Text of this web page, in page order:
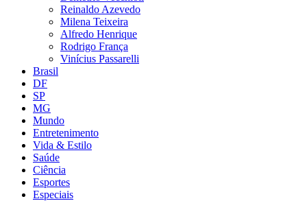
Reinaldo Azevedo
Milena Teixeira
Alfredo Henrique
Rodrigo França
Vinícius Passarelli
Brasil
DF
SP
MG
Mundo
Entretenimento
Vida & Estilo
Saúde
Ciência
Esportes
Especiais